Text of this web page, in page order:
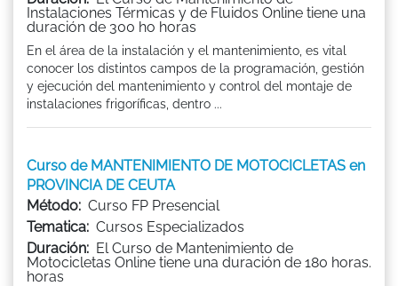
Instalaciones Térmicas y de Fluidos Online tiene una
duración de 300 ho horas
En el área de la instalación y el mantenimiento, es vital
conocer los distintos campos de la programación, gestión
y ejecución del mantenimiento y control del montaje de
instalaciones frigoríficas, dentro ...
Curso de MANTENIMIENTO DE MOTOCICLETAS en
PROVINCIA DE CEUTA
Método: Curso FP Presencial
Tematica: Cursos Especializados
Duración: El Curso de Mantenimiento de
Motocicletas Online tiene una duración de 180 horas.
horas